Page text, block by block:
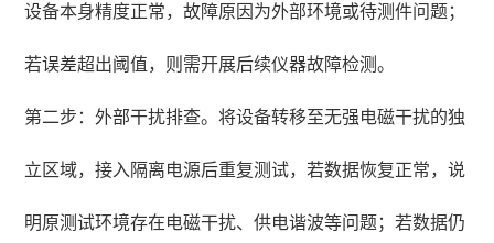
设备本身精度正常，故障原因为外部环境或待测件问题；
若误差超出阈值，则需开展后续仪器故障检测。
第二步：外部干扰排查。将设备转移至无强电磁干扰的独
立区域，接入隔离电源后重复测试，若数据恢复正常，说
明原测试环境存在电磁干扰、供电谐波等问题；若数据仍